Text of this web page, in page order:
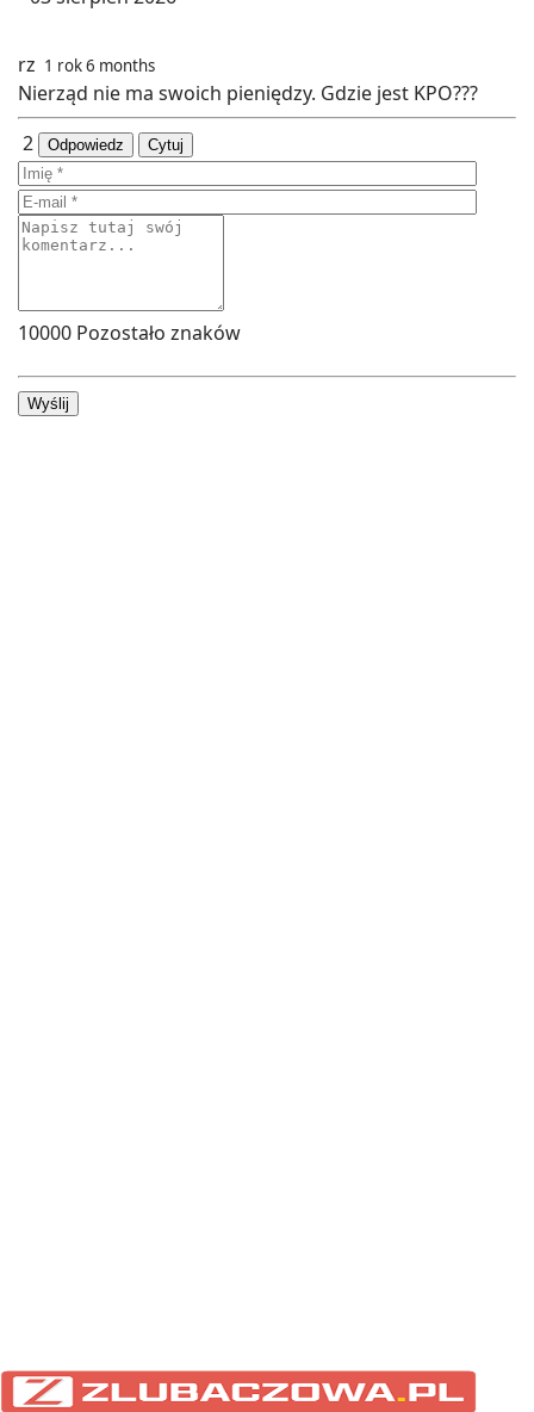
rz 1 rok 6 months
Nierząd nie ma swoich pieniędzy. Gdzie jest KPO???
2
Odpowiedz Cytuj
10000 Pozostało znaków
Wyślij